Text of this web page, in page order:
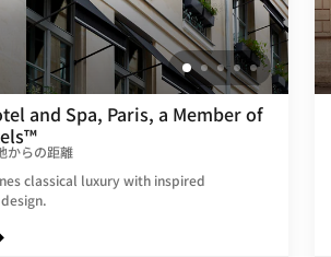
and Spa, Paris, a Member of
からの距離
classical luxury with inspired